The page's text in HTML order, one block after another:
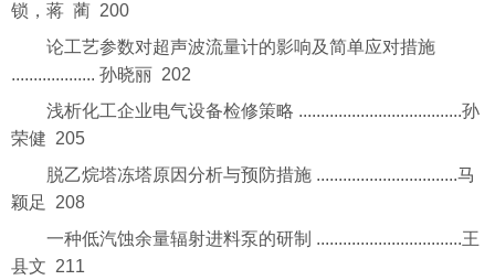
锁，蒋 蔺 200
论工艺参数对超声波流量计的影响及简单应对措施
................... 孙晓丽 202
浅析化工企业电气设备检修策略 .....................................孙
荣健 205
脱乙烷塔冻塔原因分析与预防措施 ................................马
颖足 208
一种低汽蚀余量辐射进料泵的研制 .................................王
县文 211